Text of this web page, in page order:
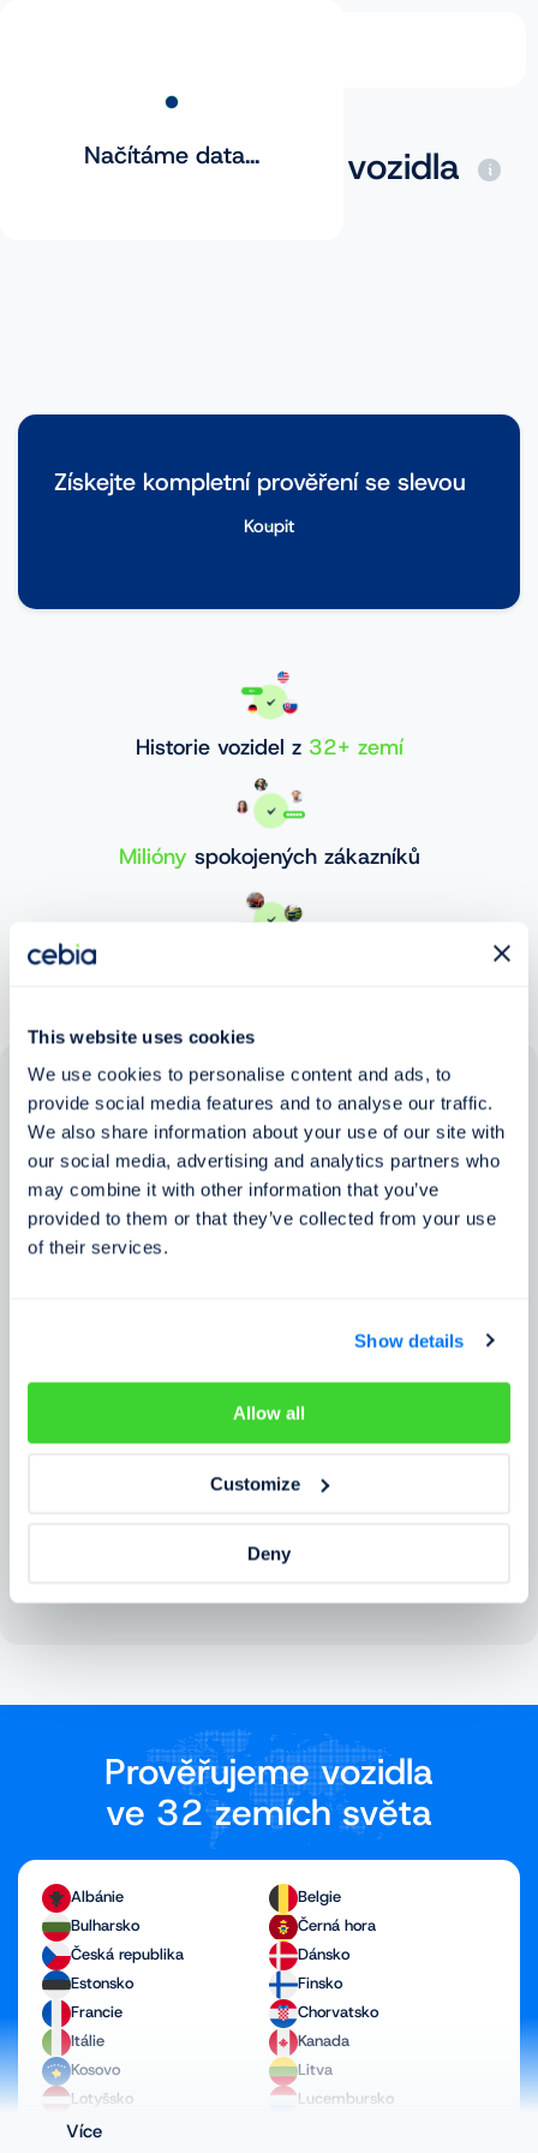
This website uses cookies
We use cookies to personalise content and ads, to
provide social media features and to analyse our traffic.
We also share information about your use of our site with
our social media, advertising and analytics partners who
may combine it with other information that you’ve
provided to them or that they’ve collected from your use
of their services.
Show details
Allow all
Customize
Deny
Načítáme data...
Základní prověření vozidla
Získejte kompletní prověření se slevou
Koupit
Historie vozidel z 32+ zemí
Milióny spokojených zákazníků
Zkušenosti zákazníků
Zjistěte, co o našem prověření říkají lidé
Prověřujeme vozidla
ve 32 zemích světa
Albánie
Belgie
Bulharsko
Černá hora
Česká republika
Dánsko
Estonsko
Finsko
Francie
Chorvatsko
Itálie
Kanada
Kosovo
Litva
Lotyšsko
Lucembursko
Maďarsko
Více